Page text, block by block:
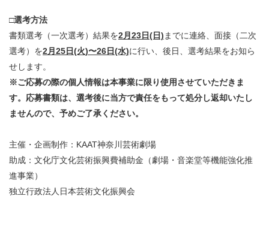
□選考方法
書類選考（一次選考）結果を2月23日(日) までに連絡、面接（二次
選考）を2月25日(火)〜26日(水)に行い、後日、選考結果をお知ら
せします。
※ご応募の際の個人情報は本事業に限り使用させていただきま
す。応募書類は、選考後に当方で責任をもって処分し返却いたし
ませんので、予めご了承ください。
主催・企画制作：KAAT神奈川芸術劇場
助成：文化庁文化芸術振興費補助金（劇場・音楽堂等機能強化推
進事業）
独立行政法人日本芸術文化振興会